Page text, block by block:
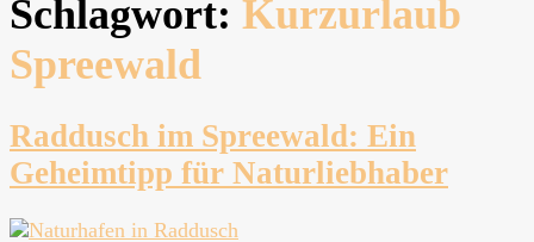
Schlagwort: Kurzurlaub
Spreewald
Raddusch im Spreewald: Ein
Geheimtipp für Naturliebhaber